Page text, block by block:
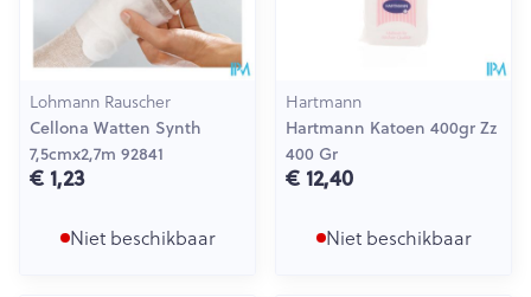
Lohmann Rauscher
Cellona Watten Synth
7,5cmx2,7m 92841
€ 1,23
Niet beschikbaar
Hartmann
Hartmann Katoen 400gr Zz
400 Gr
€ 12,40
Niet beschikbaar